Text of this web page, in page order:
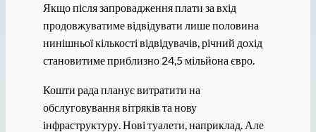
Якщо після запровадження плати за вхід
продовжуватиме відвідувати лише половина
нинішньої кількості відвідувачів, річний дохід
становитиме приблизно 24,5 мільйона євро.
Кошти рада планує витратити на
обслуговування вітряків та нову
інфраструктуру. Нові туалети, наприклад. Але